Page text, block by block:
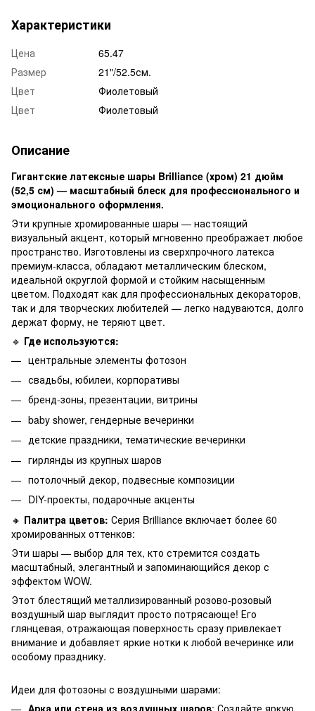
Характеристики
Цена
65.47
Размер
21"/52.5см.
Цвет
Фиолетовый
Цвет
Фиолетовый
Описание
Гигантские латексные шары Brilliance (хром) 21 дюйм
(52,5 см) — масштабный блеск для профессионального и
эмоционального оформления.
Эти крупные хромированные шары — настоящий
визуальный акцент, который мгновенно преображает любое
пространство. Изготовлены из сверхпрочного латекса
премиум-класса, обладают металлическим блеском,
идеальной округлой формой и стойким насыщенным
цветом. Подходят как для профессиональных декораторов,
так и для творческих любителей — легко надуваются, долго
держат форму, не теряют цвет.
🔹 Где используются:
центральные элементы фотозон
свадьбы, юбилеи, корпоративы
бренд-зоны, презентации, витрины
baby shower, гендерные вечеринки
детские праздники, тематические вечеринки
гирлянды из крупных шаров
потолочный декор, подвесные композиции
DIY-проекты, подарочные акценты
🔸 Палитра цветов: Серия Brilliance включает более 60
хромированных оттенков:
Эти шары — выбор для тех, кто стремится создать
масштабный, элегантный и запоминающийся декор с
эффектом WOW.
Этот блестящий металлизированный розово-розовый
воздушный шар выглядит просто потрясающе! Его
глянцевая, отражающая поверхность сразу привлекает
внимание и добавляет яркие нотки к любой вечеринке или
особому празднику.
Идеи для фотозоны с воздушными шарами:
Арка или стена из воздушных шаров: Создайте яркую